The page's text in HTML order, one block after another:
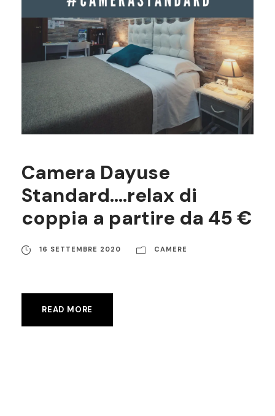
Camera Dayuse
Standard….relax di
coppia a partire da 45 €
16 SETTEMBRE 2020 CAMERE
READ MORE